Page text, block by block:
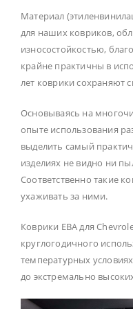
Материал
для наших ковриков,
износостойкостью,
крайне практичны в
лет коврики сохраняют
Основываясь на
опыте использования
выделить самый
изделиях не видно ни
Соответственно такие
ухаживать за ними.
Коврики ЕВА для
круглогодичного
температурных
до экстремально